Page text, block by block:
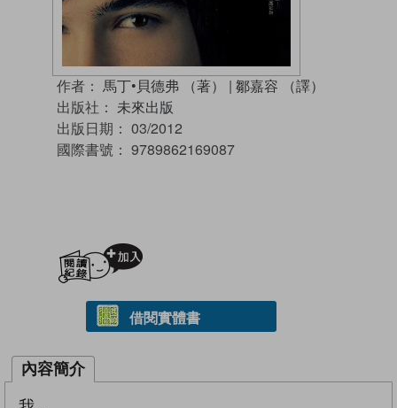
作者： 馬丁•貝德弗 （著） | 鄒嘉容 （譯）
出版社： 未來出版
出版日期： 03/2012
國際書號： 9789862169087
借閱實體書
內容簡介